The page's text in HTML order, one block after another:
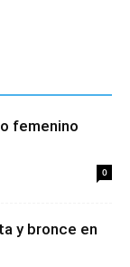
femenino
0
y bronce en